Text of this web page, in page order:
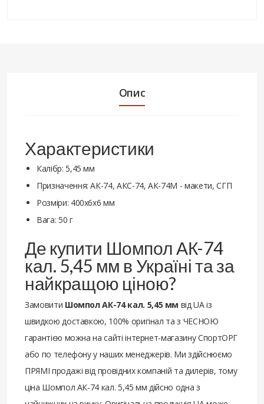
Опис
Характеристики
Калібр: 5,45 мм
Призначення: АК-74, АКС-74, АК-74М - макети, СГП
Розміри: 400х6х6 мм
Вага: 50 г
Де купити Шомпол АК-74
кал. 5,45 мм в Україні та за
найкращою ціною?
Замовити Шомпол АК-74 кал. 5,45 мм від UA із
швидкою доставкою, 100% оригінал та з ЧЕСНОЮ
гарантією можна на сайті інтернет-магазину СпортОРГ
або по телефону у наших менеджерів. Ми здійснюємо
ПРЯМІ продажі від провідних компаній та дилерів, тому
ціна Шомпол АК-74 кал. 5,45 мм дійсно одна з